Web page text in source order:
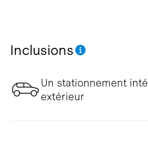
Inclusions
Un stationnement
extérieur